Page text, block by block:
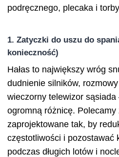
podręcznego, plecaka i
1. Zatyczki do uszu do
konieczność)
Hałas to największy wróg
dudnienie silników,
wieczorny telewizor
ogromną różnicę.
zaprojektowane tak, by
częstotliwości i pozostawać
podczas długich lotów i